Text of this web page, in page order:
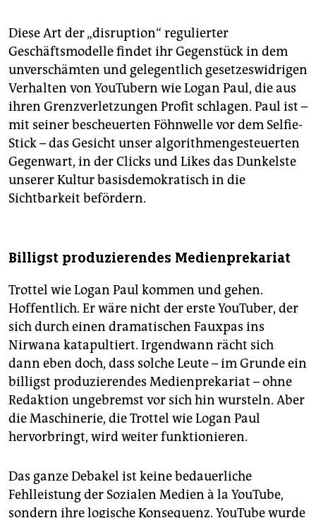
Diese Art der „disruption“ regulierter
Geschäftsmodelle findet ihr Gegenstück in dem
unverschämten und gelegentlich gesetzeswidrigen
Verhalten von YouTubern wie Logan Paul, die aus
ihren Grenzverletzungen Profit schlagen. Paul ist –
mit seiner bescheuerten Föhnwelle vor dem Selfie-
Stick – das Gesicht unser algorithmengesteuerten
Gegenwart, in der Clicks und Likes das Dunkelste
unserer Kultur basisdemokratisch in die
Sichtbarkeit befördern.
Billigst produzierendes Medienprekariat
Trottel wie Logan Paul kommen und gehen.
Hoffentlich. Er wäre nicht der erste YouTuber, der
sich durch einen dramatischen Fauxpas ins
Nirwana katapultiert. Irgendwann rächt sich
dann eben doch, dass solche Leute – im Grunde ein
billigst produzierendes Medienprekariat – ohne
Redaktion ungebremst vor sich hin wursteln. Aber
die Maschinerie, die Trottel wie Logan Paul
hervorbringt, wird weiter funktionieren.
Das ganze Debakel ist keine bedauerliche
Fehlleistung der Sozialen Medien à la YouTube,
sondern ihre logische Konsequenz. YouTube wurde